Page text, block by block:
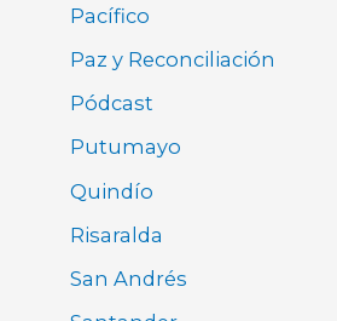
Pacífico
Paz y Reconciliación
Pódcast
Putumayo
Quindío
Risaralda
San Andrés